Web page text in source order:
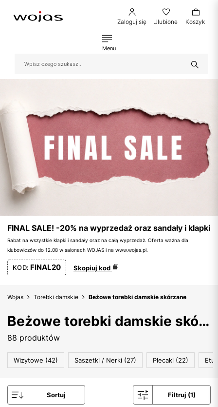
Zaloguj się Ulubione Koszyk
Menu
FINAL SALE! -20% na wyprzedaż oraz sandały i klapki
Rabat na wszystkie klapki i sandały oraz na całą wyprzedaż. Oferta ważna dla
klubowiczów do 12.08 w salonach WOJAS i na www.wojas.pl.
KOD: FINAL20 Skopiuj kod
Wojas Torebki damskie Beżowe torebki damskie skórzane
Beżowe torebki damskie skórzane
88 produktów
Wizytowe (42) Saszetki / Nerki (27) Plecaki (22)
Sortuj Filtruj (1)